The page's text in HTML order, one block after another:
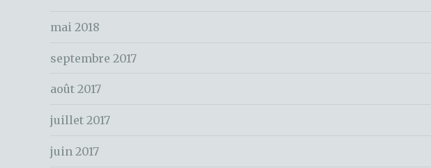
o
k
r
e
:
mai 2018
septembre 2017
août 2017
juillet 2017
juin 2017